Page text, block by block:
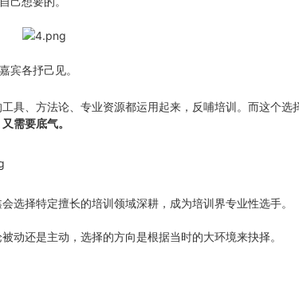
宾各抒己见。
具、方法论、专业资源都运用起来，反哺培训。而这个选
需要底气。
选择特定擅长的培训领域深耕，成为培训界专业性选手。
动还是主动，选择的方向是根据当时的大环境来抉择。